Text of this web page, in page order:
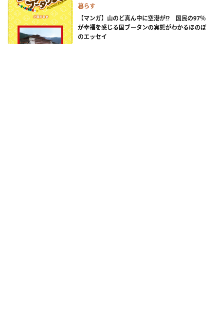
暮らす
【マンガ】山のど真ん中に空港が!? 国民の97％
が幸福を感じる国ブータンの実態がわかるほのぼ
のエッセイ